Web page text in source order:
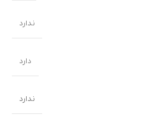
ندارد
دارد
ندارد